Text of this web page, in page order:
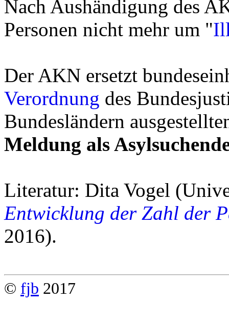
Nach Aushändigung des
Personen nicht mehr um "
Der AKN ersetzt
Verordnung des
Bundesländern
Meldung als
Literatur: Dita Vogel
Entwicklung der Zahl der
2016).
© fjb 2017